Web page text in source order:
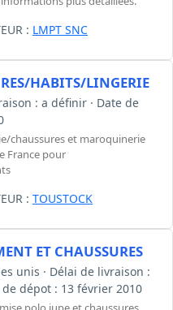
: LMPT SNC
HABITS/LINGERIE
: a définir · Date de
chaussures et maroquinerie
France pour
: TOUSTOCK
ET CHAUSSURES
unis · Délai de livraison :
dépot : 13 février 2010